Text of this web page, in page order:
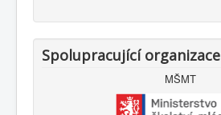
Spolupracující organizace
MŠMT